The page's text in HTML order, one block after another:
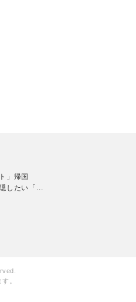
」帰国
したい「...
。